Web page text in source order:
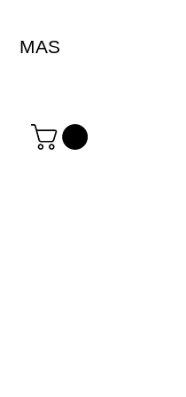
MAS